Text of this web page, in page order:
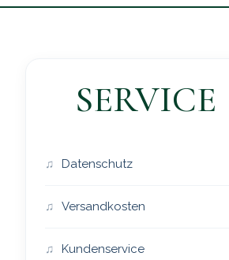
SERVICE
Datenschutz
Versandkosten
Kundenservice